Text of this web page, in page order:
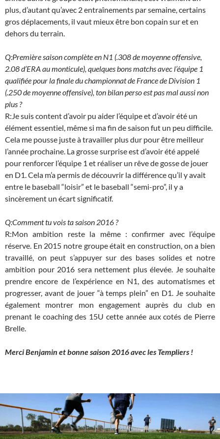
plus, d’autant qu’avec 2 entraînements par semaine, certains
gros déplacements, il vaut mieux être bon copain sur et en
dehors du terrain.
Q:Première saison complète en N1 (.308 de moyenne offensive,
2.08 d’ERA au monticule), quelques bons matchs avec l’équipe 1
qualifiée pour la finale du championnat de France de Division 1
(.250 de moyenne offensive), ton bilan perso est pas mal aussi non
plus ?
R:Je suis content d’avoir pu aider l’équipe et d’avoir été un
élément essentiel, même si ma fin de saison fut un peu difficile.
Cela me pousse juste à travailler plus dur pour être meilleur
l’année prochaine. La grosse surprise est d’avoir été appelé
pour renforcer l’équipe 1 et réaliser un rêve de gosse de jouer
en D1. Cela m’a permis de découvrir la différence qu’il y avait
entre le baseball “loisir” et le baseball “semi-pro”, il y a
sincèrement un écart significatif.
Q:Comment tu vois ta saison 2016 ?
R:Mon ambition reste la même : confirmer avec l’équipe
réserve. En 2015 notre groupe était en construction, on a bien
travaillé, on peut s’appuyer sur des bases solides et notre
ambition pour 2016 sera nettement plus élevée. Je souhaite
prendre encore de l’expérience en N1, des automatismes et
progresser, avant de jouer “à temps plein” en D1. Je souhaite
également montrer mon engagement auprès du club en
prenant le coaching des 15U cette année aux cotés de Pierre
Brelle.
Merci Benjamin et bonne saison 2016 avec les Templiers !